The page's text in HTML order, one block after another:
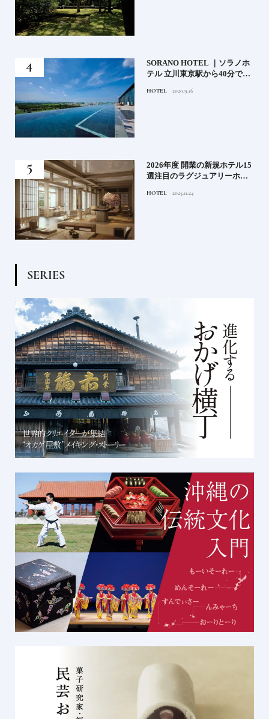
SORANO HOTEL ｜ソラノホ
テル 立川東京駅から40分で行
HOTEL 2020.9.16
2026年度 開業の新規ホテル15
選注目のラグジュアリーホテ
ィホテルまでご紹介【後編】
HOTEL 2025.11.24
SERIES